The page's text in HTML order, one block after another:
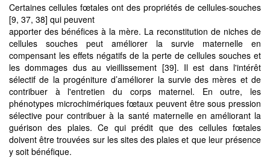
Certaines cellules fœtales ont des propriétés de cellules-souches
[9, 37, 38] qui peuvent
apporter des bénéfices à la mère. La reconstitution de niches de
cellules souches peut améliorer la survie maternelle en
compensant les effets négatifs de la perte de cellules souches et
les dommages dus au vieillissement [39]. Il est dans l'intérêt
sélectif de la progéniture d’améliorer la survie des mères et de
contribuer à l'entretien du corps maternel. En outre, les
phénotypes microchimériques fœtaux peuvent être sous pression
sélective pour contribuer à la santé maternelle en améliorant la
guérison des plaies. Ce qui prédit que des cellules fœtales
doivent être trouvées sur les sites des plaies et que leur présence
y soit bénéfique.